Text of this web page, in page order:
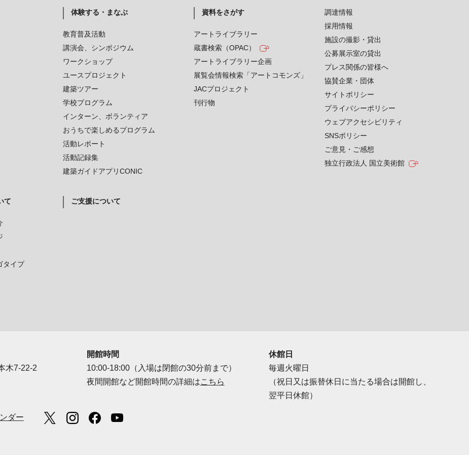
体験する・まなぶ
教育普及活動
講演会、シンポジウム
ワークショップ
ユースプロジェクト
建築ツアー
学校プログラム
インターン、ボランティア
おうちで楽しめるプログラム
活動レポート
活動記録集
建築ガイドアプリCONIC
資料をさがす
アートライブラリー
蔵書検索（OPAC）
アートライブラリー企画
展覧会情報検索「アートコモンズ」
JACプロジェクト
刊行物
て
タイプ
ご支援について
調達情報
採用情報
施設の撮影・貸出
公募展示室の貸出
プレス関係の皆様へ
協賛企業・団体
サイトポリシー
プライバシーポリシー
ウェブアクセシビリティ
SNSポリシー
ご意見・ご感想
独立行政法人 国立美術館
木7-22-2
開館時間
10:00-18:00（入場は閉館の30分前まで）
夜間開館など開館時間の詳細はこちら
休館日
毎週火曜日
（祝日又は振替休日に当たる場合は開館し、
翌平日休館）
ダー